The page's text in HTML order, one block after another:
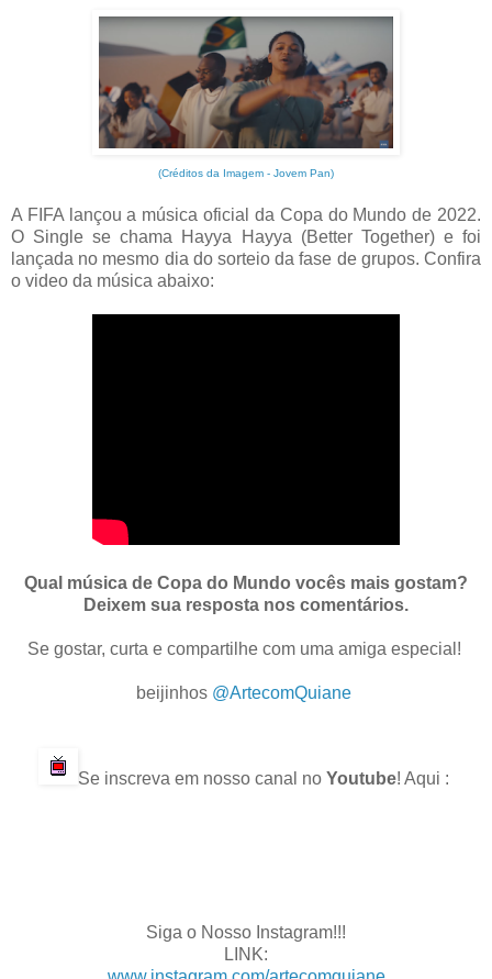
(Créditos da Imagem - Jovem Pan)
A FIFA lançou a música oficial da Copa do Mundo de 2022.
O Single se chama Hayya Hayya (Better Together) e foi
lançada no mesmo dia do sorteio da fase de grupos. Confira
o video da música abaixo:
Qual música de Copa do Mundo vocês mais gostam?
Deixem sua resposta nos comentários.
Se gostar, curta e compartilhe com uma amiga especial!
beijinhos @ArtecomQuiane
Se inscreva em nosso canal no Youtube! Aqui :
Siga o Nosso Instagram!!!
LINK: